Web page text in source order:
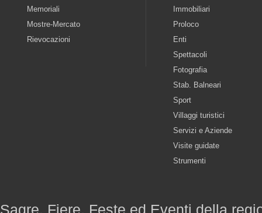
Memoriali
Mostre-Mercato
Rievocazioni
Immobiliari
Proloco
Enti
Spettacoli
Fotografia
Stab. Balneari
Sport
Villaggi turistici
Servizi e Aziende
Visite guidate
Strumenti
Sagre, Fiere, Feste ed Eventi della